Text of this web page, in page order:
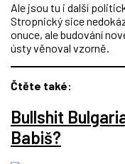
Ale jsou tu i další
Stropnický sice
onuce, ale budování
ústy věnoval vzorně.
Čtěte také:
Bullshit
Babiš?